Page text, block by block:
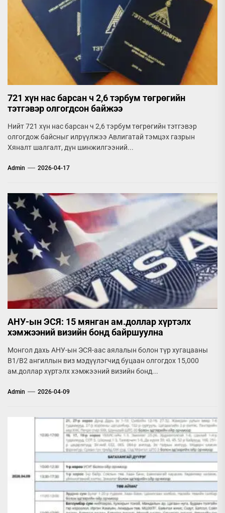
721 хүн нас барсан ч 2,6 тэрбум төгрөгийн
тэтгэвэр олгогдсон байжээ
Нийт 721 хүн нас барсан ч 2,6 тэрбум төгрөгийн тэтгэвэр
олгогдож байсныг илрүүлжээ Авлигатай тэмцэх газрын
Хяналт шалгалт, дүн шинжилгээний...
Admin 2026-04-17
АНУ-ын ЭСЯ: 15 мянган ам.доллар хүртэлх
хэмжээний визийн бонд байршуулна
Монгол дахь АНУ-ын ЭСЯ-аас аялалын болон түр хугацааны
B1/B2 ангиллын виз мэдүүлэгчид буцаан олгогдох 15,000
ам.доллар хүртэлх хэмжээний визийн бонд...
Admin 2026-04-09